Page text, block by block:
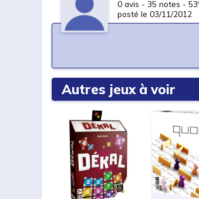
0 avis - 35 notes - 53
posté le 03/11/2012
Autres jeux à voir